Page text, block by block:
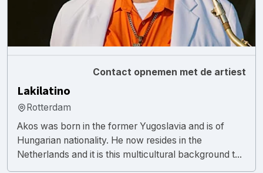
Contact opnemen met de artiest
Lakilatino
Rotterdam
Akos was born in the former Yugoslavia and is of
Hungarian nationality. He now resides in the
Netherlands and it is this multicultural background t...